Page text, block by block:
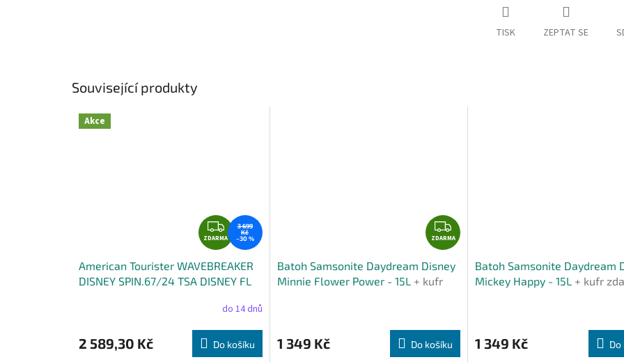
TISK ZEPTAT SE
Související produkty
Akce
Z
D
A
R
A
ZDARMA
3 699
Kč
–30 %
American Tourister WAVEBREAKER
DISNEY SPIN.67/24 TSA DISNEY FL
do 14 dnů
2 589,30 Kč Do košíku
Z
D
R
ZDARMA
Batoh Samsonite Daydream Disney
Minnie Flower Power - 15L + kufr
1 349 Kč Do košíku
Batoh Samsonite Daydream
Mickey Happy - 15L + kufr
1 349 Kč Do